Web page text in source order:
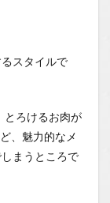
スタイルで
とろけるお肉が
、魅力的なメ
まうところで